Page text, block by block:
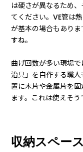
は硬さが異なるため
てください。VE管は
が基本の場合もあり
すね。
曲げ回数が多い現場
治具」を自作する職
置に木片や金属片を
ます。これは使えそう
収納スペー